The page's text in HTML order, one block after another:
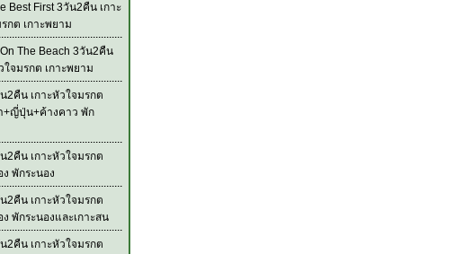
Best First 3วัน2คืน เกาะ
กต เกาะพยาม
On The Beach 3วัน2คืน
ใจมรกต เกาะพยาม
2คืน เกาะหัวใจมรกต
+ญี่ปุ่น+ค้างคาว พัก
2คืน เกาะหัวใจมรกต
ง พักระนอง
2คืน เกาะหัวใจมรกต
ง พักระนองและเกาะสน
2คืน เกาะหัวใจมรกต